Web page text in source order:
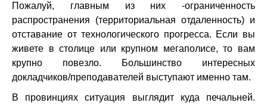
Пожалуй, главным из них -ограниченность
распространения (территориальная отдаленность) и
отставание от технологического прогресса. Если вы
живете в столице или крупном мегаполисе, то вам
крупно повезло. Большинство интересных
докладчиков/преподавателей выступают именно там.
В провинциях ситуация выглядит куда печальней.